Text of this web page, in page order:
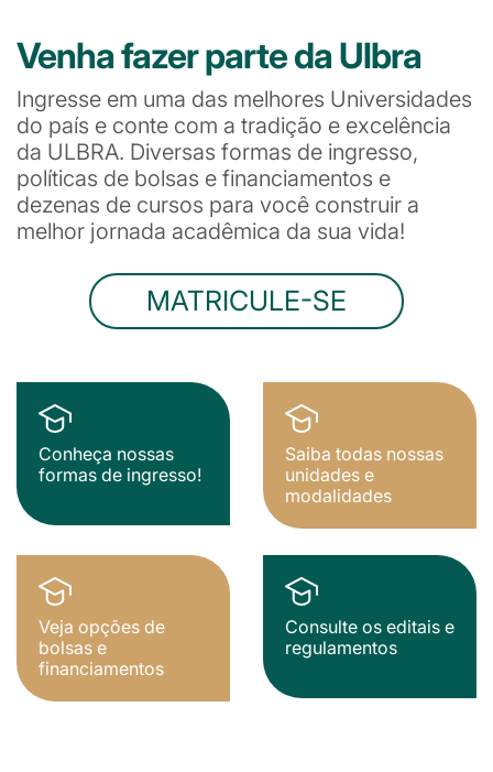
Venha fazer parte da Ulbra
Ingresse em uma das melhores Universidades
do país e conte com a tradição e excelência
da ULBRA. Diversas formas de ingresso,
políticas de bolsas e financiamentos e
dezenas de cursos para você construir a
melhor jornada acadêmica da sua vida!
MATRICULE-SE
Conheça nossas
formas de ingresso!
Saiba todas nossas
unidades e
modalidades
Veja opções de
bolsas e
financiamentos
Consulte os editais e
regulamentos